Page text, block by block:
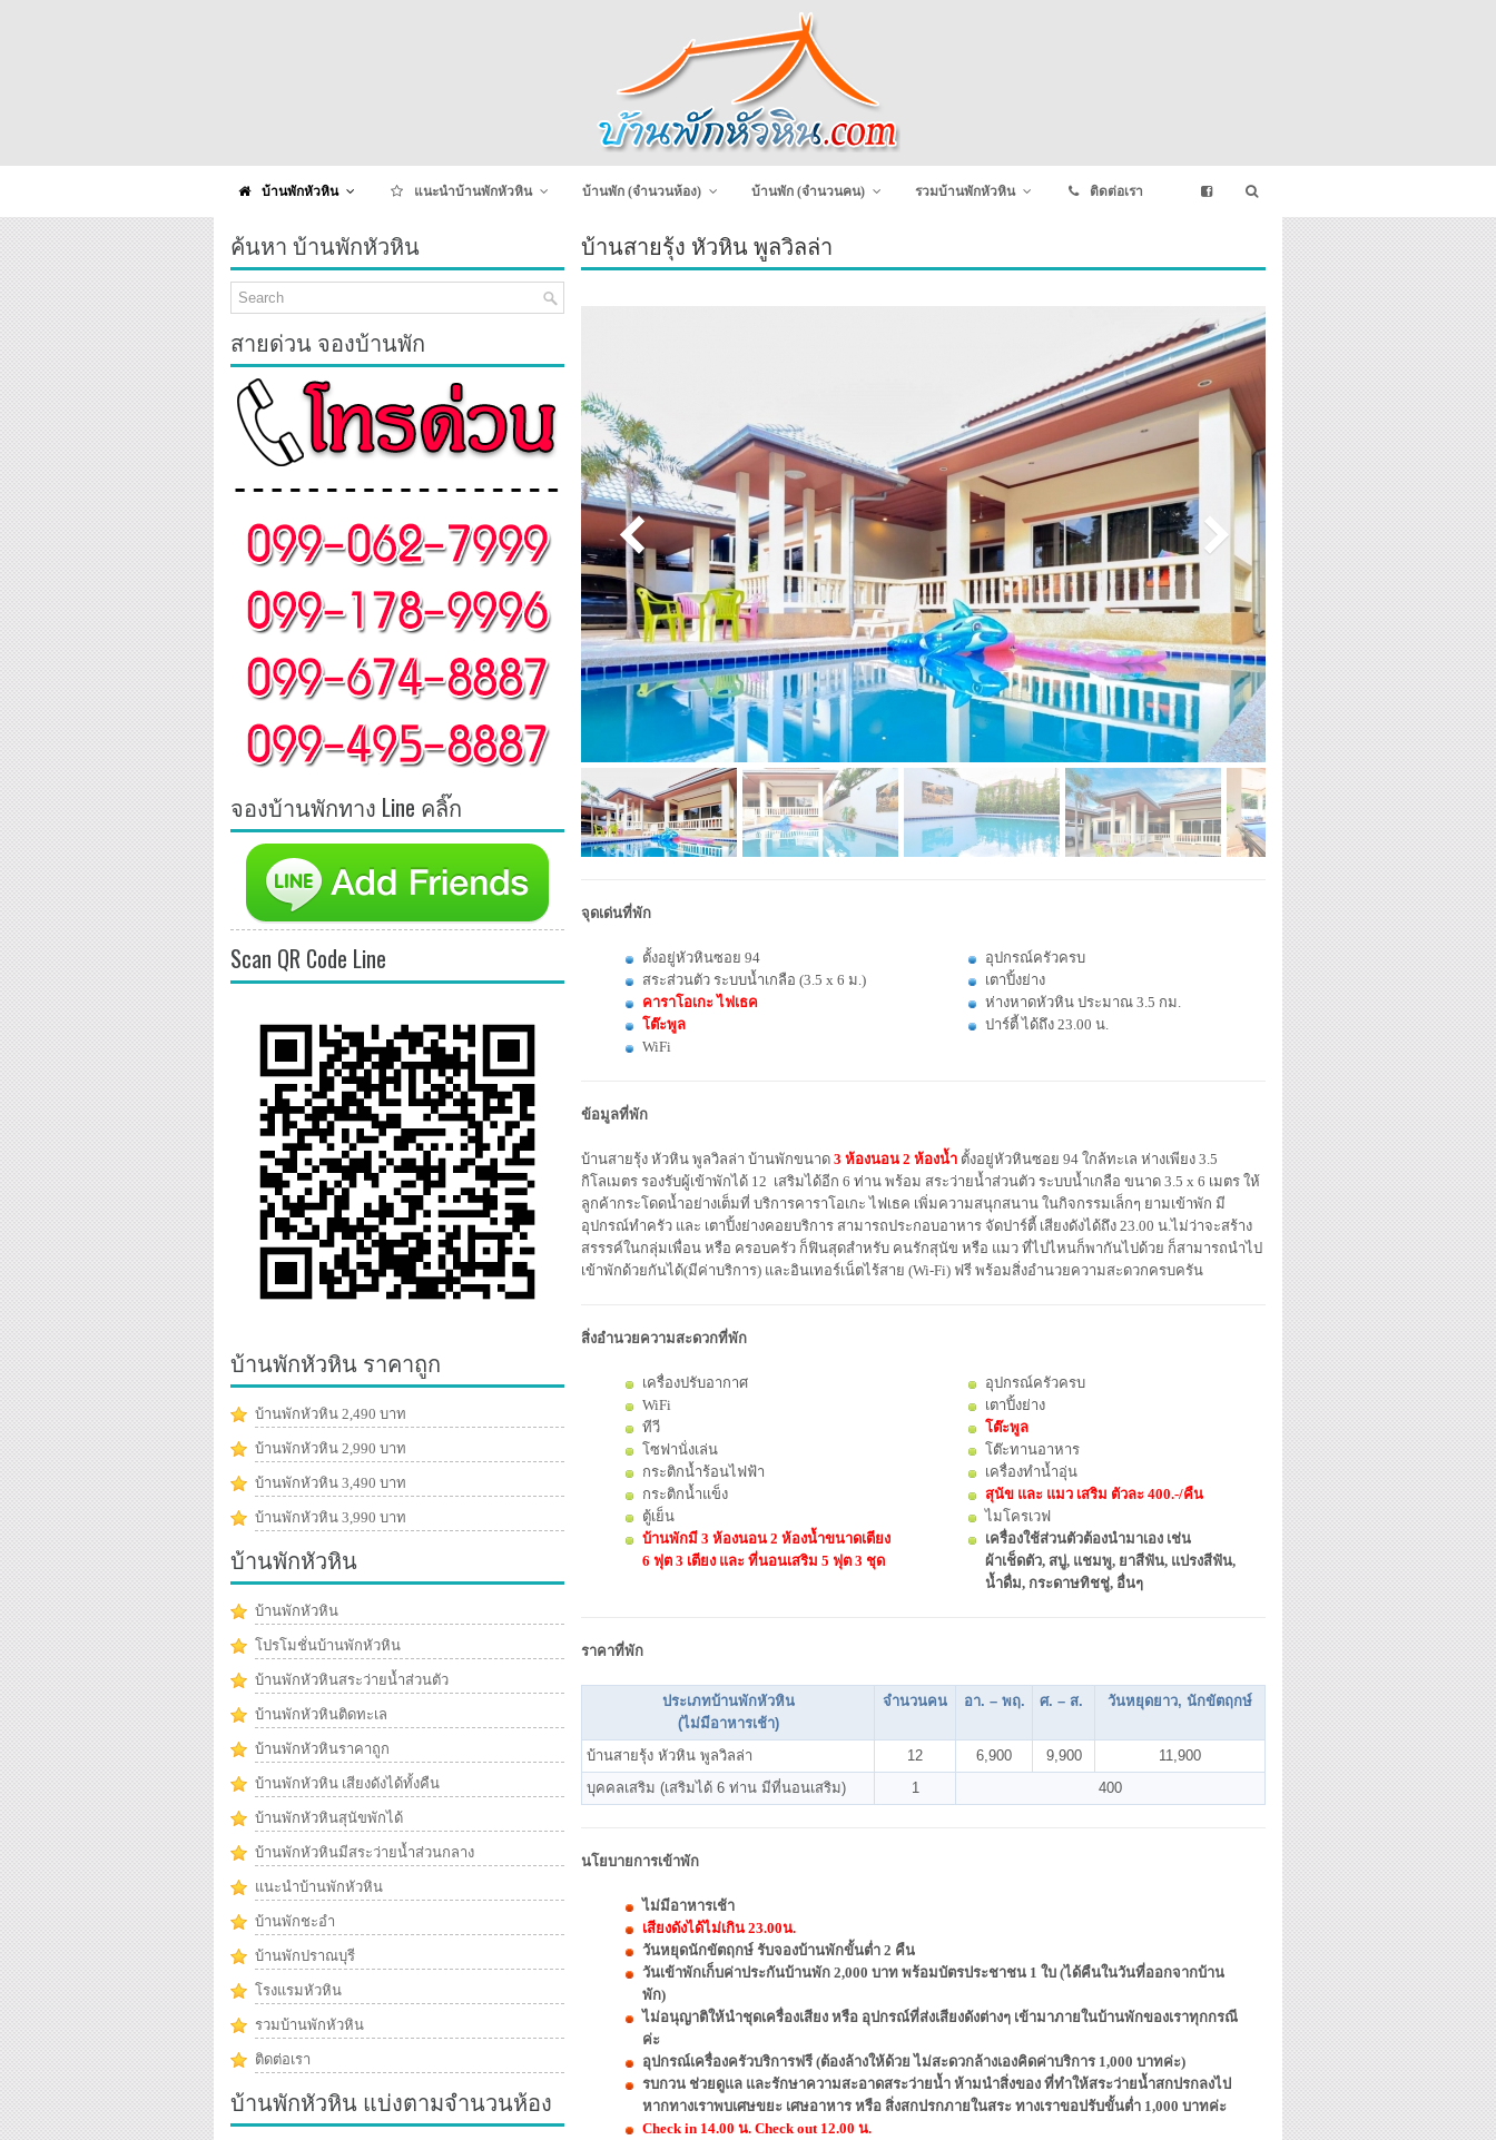
บ้านพักหัวหิน แนะนำบ้านพักหัวหิน บ้านพัก (จำนวนห้อง) บ้านพัก (จำนวนคน) รวมบ้านพักหัวหิน ติดต่อเรา
บ้านสายรุ้ง หัวหิน พูลวิลล่า
จุดเด่นที่พัก
ตั้งอยู่หัวหินซอย 94
สระส่วนตัว ระบบน้ำเกลือ (3.5 x 6 ม.)
คาราโอเกะ ไฟเธค
โต๊ะพูล
WiFi
อุปกรณ์ครัวครบ
เตาปิ้งย่าง
ห่างหาดหัวหิน ประมาณ 3.5 กม.
ปาร์ตี้ ได้ถึง 23.00 น.
ข้อมูลที่พัก
บ้านสายรุ้ง หัวหิน พูลวิลล่า บ้านพักขนาด 3 ห้องนอน 2 ห้องน้ำ ตั้งอยู่หัวหินซอย 94 ใกล้ทะเล ห่างเพียง 3.5
กิโลเมตร รองรับผู้เข้าพักได้ 12 เสริมได้อีก 6 ท่าน พร้อม สระว่ายน้ำส่วนตัว ระบบน้ำเกลือ ขนาด 3.5 x 6 เมตร ให้
ลูกค้ากระโดดน้ำอย่างเต็มที่ บริการคาราโอเกะ ไฟเธค เพิ่มความสนุกสนาน ในกิจกรรมเล็กๆ ยามเข้าพัก มี
อุปกรณ์ทำครัว และ เตาปิ้งย่างคอยบริการ สามารถประกอบอาหาร จัดปาร์ตี้ เสียงดังได้ถึง 23.00 น.ไม่ว่าจะสร้าง
สรรรค์ในกลุ่มเพื่อน หรือ ครอบครัว ก็ฟินสุดสำหรับ คนรักสุนัข หรือ แมว ที่ไปไหนก็พากันไปด้วย ก็สามารถนำไป
เข้าพักด้วยกันได้(มีค่าบริการ) และอินเทอร์เน็ตไร้สาย (Wi-Fi) ฟรี พร้อมสิ่งอำนวยความสะดวกครบครัน
สิ่งอำนวยความสะดวกที่พัก
เครื่องปรับอากาศ
WiFi
ทีวี
โซฟานั่งเล่น
กระติกน้ำร้อนไฟฟ้า
กระติกน้ำแข็ง
ตู้เย็น
บ้านพักมี 3 ห้องนอน 2 ห้องน้ำขนาดเตียง
6 ฟุต 3 เตียง และ ที่นอนเสริม 5 ฟุต 3 ชุด
อุปกรณ์ครัวครบ
เตาปิ้งย่าง
โต๊ะพูล
โต๊ะทานอาหาร
เครื่องทำน้ำอุ่น
สุนัข และ แมว เสริม ตัวละ 400.-/คืน
ไมโครเวฟ
เครื่องใช้ส่วนตัวต้องนำมาเอง เช่น
ผ้าเช็ดตัว, สบู่, แชมพู, ยาสีฟัน, แปรงสีฟัน,
น้ำดื่ม, กระดาษทิชชู่, อื่นๆ
ราคาที่พัก
ประเภทบ้านพักหัวหิน
(ไม่มีอาหารเช้า)
จำนวนคน อา. – พฤ. ศ. – ส. วันหยุดยาว, นักขัตฤกษ์
บ้านสายรุ้ง หัวหิน พูลวิลล่า 12 6,900 9,900
11,900
บุคคลเสริม (เสริมได้ 6 ท่าน มีที่นอนเสริม)
1 400
นโยบายการเข้าพัก
ไม่มีอาหารเช้า
เสียงดังได้ไม่เกิน 23.00น.
วันหยุดนักขัตฤกษ์ รับจองบ้านพักขั้นต่ำ 2 คืน
วันเข้าพักเก็บค่าประกันบ้านพัก 2,000 บาท พร้อมบัตรประชาชน 1 ใบ (ได้คืนในวันที่ออกจากบ้าน
พัก)
ไม่อนุญาติให้นำชุดเครื่องเสียง หรือ อุปกรณ์ที่ส่งเสียงดังต่างๆ เข้ามาภายในบ้านพักของเราทุกกรณี
ค่ะ
อุปกรณ์เครื่องครัวบริการฟรี (ต้องล้างให้ด้วย ไม่สะดวกล้างเองคิดค่าบริการ 1,000 บาทค่ะ)
รบกวน ช่วยดูแล และรักษาความสะอาดสระว่ายน้ำ ห้ามนำสิ่งของ ที่ทำให้สระว่ายน้ำสกปรกลงไป
หากทางเราพบเศษขยะ เศษอาหาร หรือ สิ่งสกปรกภายในสระ ทางเราขอปรับขั้นต่ำ 1,000 บาทค่ะ
Check in 14.00 น. Check out 12.00 น.
ค้นหา บ้านพักหัวหิน
สายด่วน จองบ้านพัก
จองบ้านพักทาง Line คลิ๊ก
Scan QR Code Line
บ้านพักหัวหิน ราคาถูก
บ้านพักหัวหิน 2,490 บาท
บ้านพักหัวหิน 2,990 บาท
บ้านพักหัวหิน 3,490 บาท
บ้านพักหัวหิน 3,990 บาท
บ้านพักหัวหิน
บ้านพักหัวหิน
โปรโมชั่นบ้านพักหัวหิน
บ้านพักหัวหินสระว่ายน้ำส่วนตัว
บ้านพักหัวหินติดทะเล
บ้านพักหัวหินราคาถูก
บ้านพักหัวหิน เสียงดังได้ทั้งคืน
บ้านพักหัวหินสุนัขพักได้
บ้านพักหัวหินมีสระว่ายน้ำส่วนกลาง
แนะนำบ้านพักหัวหิน
บ้านพักชะอำ
บ้านพักปราณบุรี
โรงแรมหัวหิน
รวมบ้านพักหัวหิน
ติดต่อเรา
บ้านพักหัวหิน แบ่งตามจำนวนห้อง